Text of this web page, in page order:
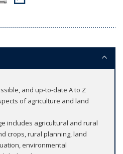
and up-to-date A to Z
of agriculture and land
includes agricultural and rural
crops, rural planning, land
environmental